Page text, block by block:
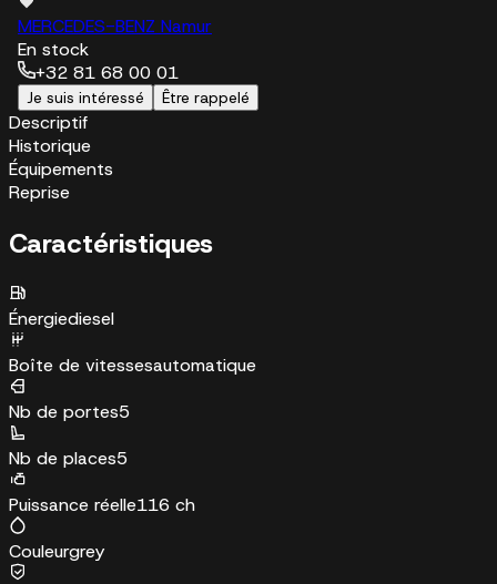
MERCEDES-BENZ Namur
En stock
+32 81 68 00 01
Je suis intéressé Être rappelé
Descriptif
Historique
Équipements
Reprise
Caractéristiques
Énergiediesel
Boîte de vitessesautomatique
Nb de portes5
Nb de places5
Puissance réelle116 ch
Couleurgrey